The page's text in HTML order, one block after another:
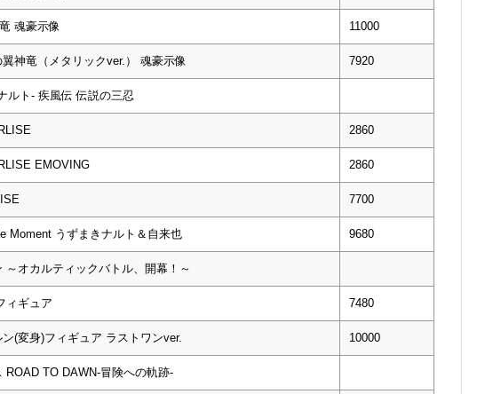
魂豪示像 11000
神竜（メタリックver.） 魂豪示像 7920
ルト- 疾風伝 伝説の三忍
2860
EMOVING 2860
7700
Moment うずまきナルト＆自来也 9680
～オカルティックバトル、開幕！～
ィギュア 7480
(変身)フィギュア ラストワンver. 10000
ROAD TO DAWN-冒険への軌跡-